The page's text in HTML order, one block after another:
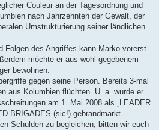
Couleur an der Tagesordnung und
nach Jahrzehnten der Gewalt, der
Umstrukturierung seiner ländlichen
Folgen des Angriffes kann Marko vorerst
möchte er aus wohl gegebenem
bewohnen.
gegen seine Person. Bereits 3-mal
aus Kolumbien flüchten. U. a. wurde er
am 1. Mai 2008 als „LEADER
BRIGADES (sic!) gebrandmarkt.
Schulden zu begleichen, bitten wir euch